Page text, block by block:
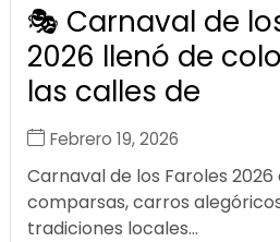
🎭 Carnaval de
2026 llenó de
las calles de
Febrero 19, 2026
Carnaval de los Faroles 2026
comparsas, carros
tradiciones locales...